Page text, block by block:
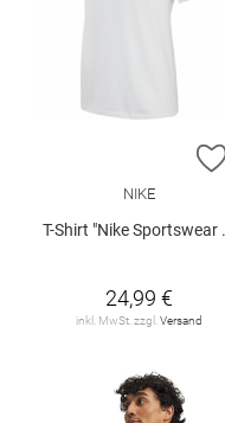
NIKE
T-Shirt "Nike Sportswear Club"
24,99 €
inkl. MwSt. zzgl. Versand